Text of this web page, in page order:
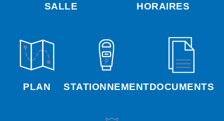
SALLE
HORAIRES
PLAN STATIONNEMENTDOCUMENTS